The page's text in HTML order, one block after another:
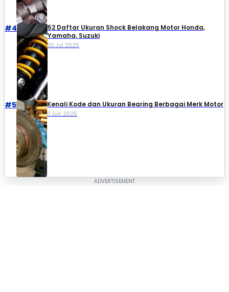
#4
52 Daftar Ukuran Shock Belakang Motor Honda,
Yamaha, Suzuki​
30 Jul 2025
#5 Kenali Kode dan Ukuran Bearing Berbagai Merk Motor
11 Jun 2025